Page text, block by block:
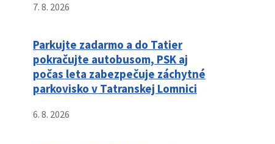
7. 8. 2026
Parkujte zadarmo a do Tatier
pokračujte autobusom, PSK aj
počas leta zabezpečuje záchytné
parkovisko v Tatranskej Lomnici
6. 8. 2026